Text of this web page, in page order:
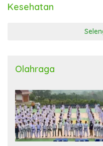
Kesehatan
Olahraga